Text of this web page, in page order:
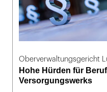
Oberverwaltungsgericht
Hohe Hürden für
Versorgungswerks